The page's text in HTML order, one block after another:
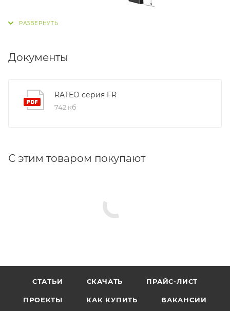
Документы
RATEO серия FR
742 кб
С этим товаром покупают
СТАТЬИ СКАЧАТЬ ПРАЙС-ЛИСТ
ПРОЕКТЫ КАК КУПИТЬ ВАКАНСИИ